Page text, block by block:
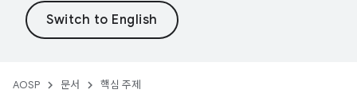
AOSP 문서 핵심 주제